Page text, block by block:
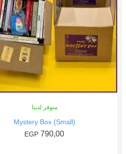
متوفر لدينا
Mystery Box (Small)
790,00
EGP